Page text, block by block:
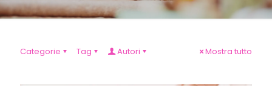
Categorie Tag Autori Mostra tutto